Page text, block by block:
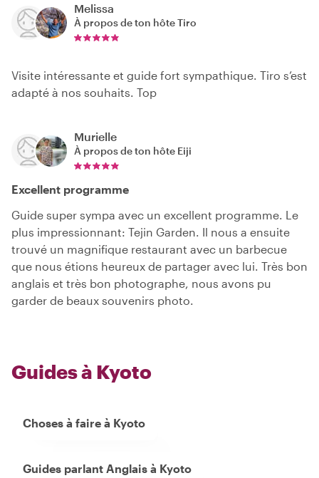
Melissa
À propos de ton hôteTiro
Visite intéressante et guide fort sympathique. Tiro s’est
adapté à nos souhaits. Top
Murielle
À propos de ton hôte Eiji
Excellent programme
Guide super sympa avec un excellent programme. Le
plus impressionnant: Tejin Garden. Il nous a ensuite
trouvé un magnifique restaurant avec un barbecue
que nous étions heureux de partager avec lui. Très bon
anglais et très bon photographe, nous avons pu
garder de beaux souvenirs photo.
Guides à Kyoto
Choses à faire à Kyoto
Guides parlant Anglais à Kyoto